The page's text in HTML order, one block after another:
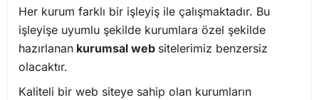
Her kurum farklı bir işleyiş ile çalışmaktadır. Bu
işleyişe uyumlu şekilde kurumlara özel şekilde
hazırlanan kurumsal web sitelerimiz benzersiz
olacaktır.
Kaliteli bir web siteye sahip olan kurumların